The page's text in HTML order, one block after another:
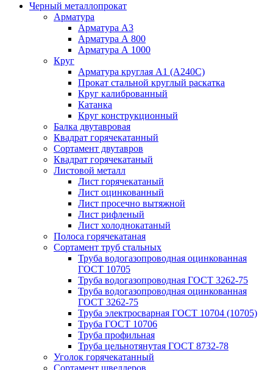
Черный металлопрокат
Арматура
Арматура А3
Арматура А 800
Арматура А 1000
Круг
Арматура круглая А1 (А240C)
Прокат стальной круглый раскатка
Круг калиброванный
Катанка
Круг конструкционный
Балка двутавровая
Квадрат горячекатанный
Сортамент двутавров
Квадрат горячекатаный
Листовой металл
Лист горячекатаный
Лист оцинкованный
Лист просечно вытяжной
Лист рифленый
Лист холоднокатаный
Полоса горячекатаная
Сортамент труб стальных
Труба водогазопроводная оцинкованная
ГОСТ 10705
Труба водогазопроводная ГОСТ 3262-75
Труба водогазопроводная оцинкованная
ГОСТ 3262-75
Труба электросварная ГОСТ 10704 (10705)
Труба ГОСТ 10706
Труба профильная
Труба цельнотянутая ГОСТ 8732-78
Уголок горячекатанный
Сортамент швеллеров